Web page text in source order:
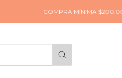
COMPRA MÍNIMA $200.000